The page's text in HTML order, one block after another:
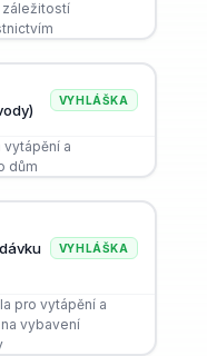
záležitostí
VYHLÁŠKA
vytápění a
dům
VYHLÁŠKA
pro vytápění a
vybavení